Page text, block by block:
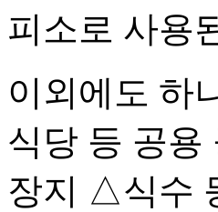
피소로 사용
이외에도 하
식당 등 공
장지 △식수